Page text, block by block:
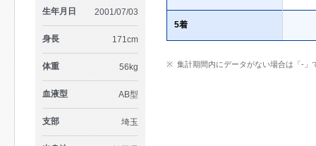
生年月日 2001/07/03
身長 171cm
体重 56kg
血液型 AB型
支部 埼玉
5着
集計期間内にデータがない場合は「-」